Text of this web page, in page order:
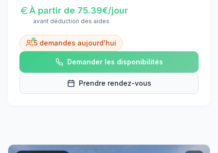
À partir de 75.39€/jour
avant déduction des aides
5 demandes aujourd'hui
Demander les disponibilités
Prendre rendez-vous